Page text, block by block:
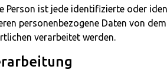
Person ist jede identifizierte oder
personenbezogene Daten von
verarbeitet werden.